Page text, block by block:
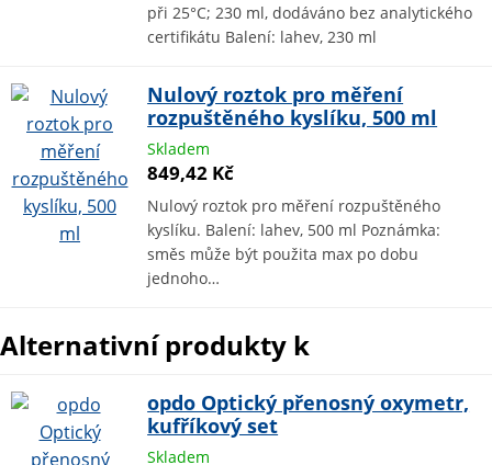
při 25°C; 230 ml, dodáváno bez analytického
certifikátu Balení: lahev, 230 ml
Nulový roztok pro měření
rozpuštěného kyslíku, 500 ml
Skladem
849,42 Kč
Nulový roztok pro měření rozpuštěného
kyslíku. Balení: lahev, 500 ml Poznámka:
směs může být použita max po dobu
jednoho…
Alternativní produkty k
opdo Optický přenosný oxymetr,
kufříkový set
Skladem